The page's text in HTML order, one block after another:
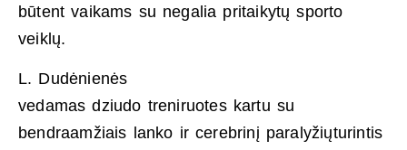
būtent vaikams su negalia pritaikytų sporto
veiklų.
L. Dudėnienės
vedamas dziudo treniruotes kartu su
bendraamžiais lanko ir cerebrinį paralyžiųturintis